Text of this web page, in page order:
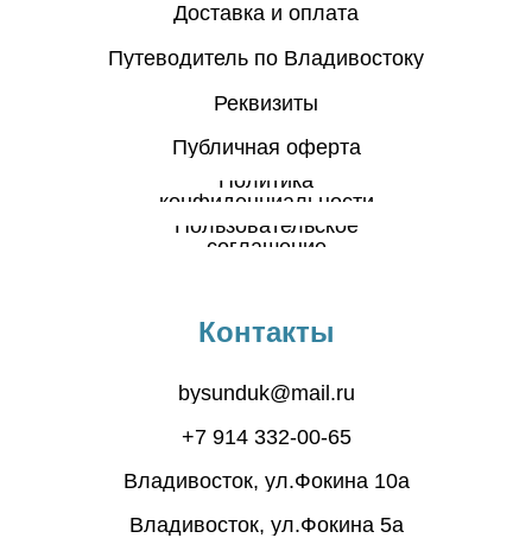
Путеводитель по Владивостоку
Доставка и оплата
Реквизиты
Публичная оферта
Пользовательское
соглашение
Политика
конфиденциальности
Контакты
bysunduk@mail.ru
+7 914 332-00-65
Владивосток, ул.Фокина 10а
Владивосток, ул.Фокина 5а